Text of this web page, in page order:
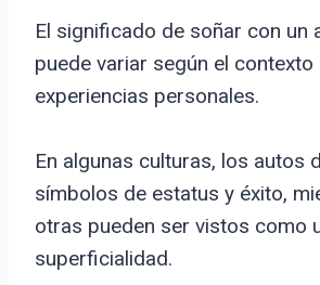
El significado de soñar con un
puede variar según el contexto
experiencias personales.
En algunas culturas, los autos
símbolos de estatus y éxito,
otras pueden ser vistos como
superficialidad.